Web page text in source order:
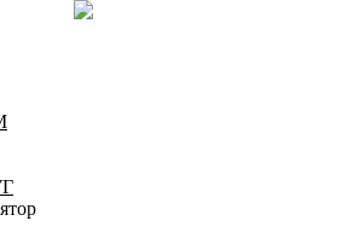
понравилось отношение. Спасибо